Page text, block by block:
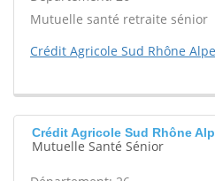
Mutuelle santé retraite sénior
Crédit Agricole Sud Rhône
Crédit Agricole Sud Rhône
Mutuelle Santé Sénior